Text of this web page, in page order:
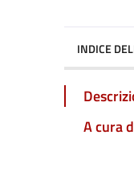
INDICE
A cura